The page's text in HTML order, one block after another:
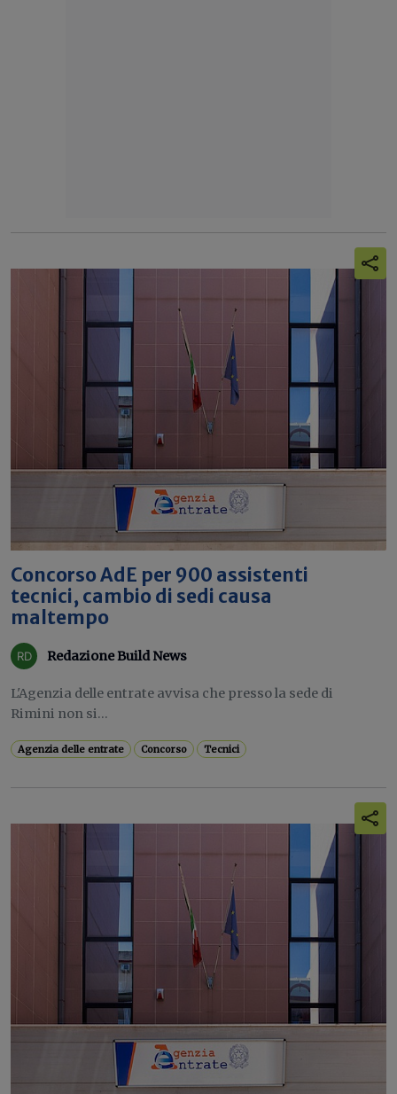
Concorso AdE per 900 assistenti
tecnici, cambio di sedi causa
maltempo
Redazione Build News
L'Agenzia delle entrate avvisa che presso la sede di
Rimini non si...
Agenzia delle entrate Concorso Tecnici